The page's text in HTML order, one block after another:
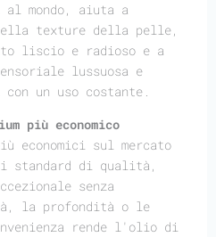
mondo, aiuta a
texture della pelle,
liscio e radioso e a
lussuosa e
con un uso costante.
più economico
economici sul mercato
standard di qualità,
senza
la profondità o le
rende l'olio di